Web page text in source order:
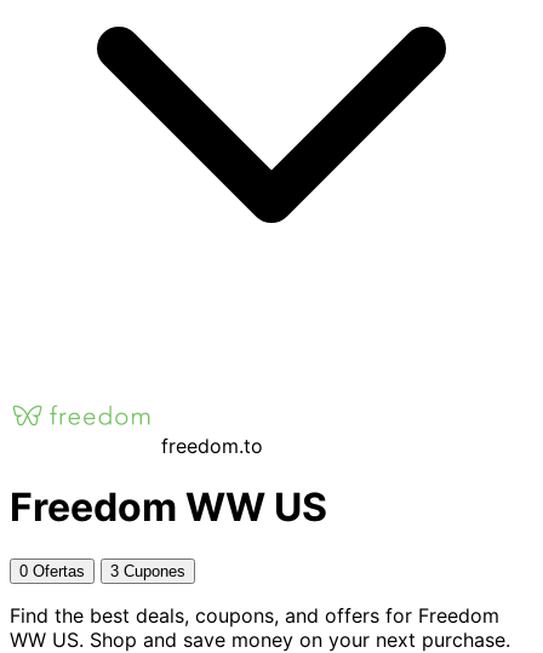
freedom.to
Freedom WW US
0 Ofertas 3 Cupones
Find the best deals, coupons, and offers for Freedom
WW US. Shop and save money on your next purchase.